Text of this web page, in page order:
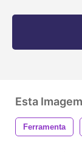
Esta
Ferramenta